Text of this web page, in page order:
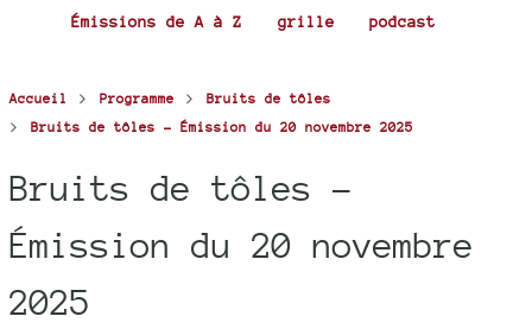
Émissions de A à Z grille podcast
Accueil > Programme > Bruits de tôles
> Bruits de tôles - Émission du 20 novembre 2025
Bruits de tôles -
Émission du 20 novembre
2025